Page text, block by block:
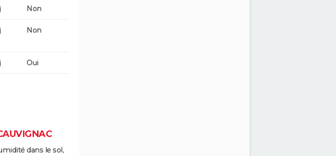
Non
Non
Oui
dans le sol,